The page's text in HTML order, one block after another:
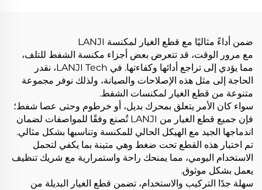
ضمن أداءً مثاليًا مع قطع الغيار لمكنسة LANJI
مع مرور الوقت، قد تتعرض بعض أجزاء مكنسة الشفط للتلف،
مما يؤدي إلى تراجع أدائها وكفاءتها. في LANJI Tech، نقدر
الحاجة إلى مثل هذه الإصلاحات والصيانة، ولذلك نوفر مجموعة
متنوعة من قطع الغيار لمكنسات الشفط.
سواء كان الأمر يتعلق بمحرك بديل، أو خرطوم وحتى عصا شفط؛
فإن جميع قطع الغيار من LANJI تُصنع وفقًا للمواصفات لضمان
اندماجها الجيد مع الهيكل الحالي للمكنسة وتناسبها بشكل مثالي.
تم اختبار هذه القطع تحت ضغط وهي متينة بما يكفي لتحمل
الاستخدام اليومي، مما يمنحك راحة واستمرارية مع شريك تنظيف
يعمل بشكل موثوق.
سهلة جدًا التركيب والاستخدام، تضمن قطع الغيار البديلة من